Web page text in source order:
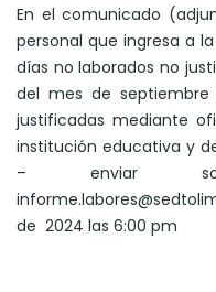
En el comunicado
personal que ingresa a
días no laborados no
del mes de
justificadas mediante
institución educativa y
– enviar
de 2024 las 6:00 pm